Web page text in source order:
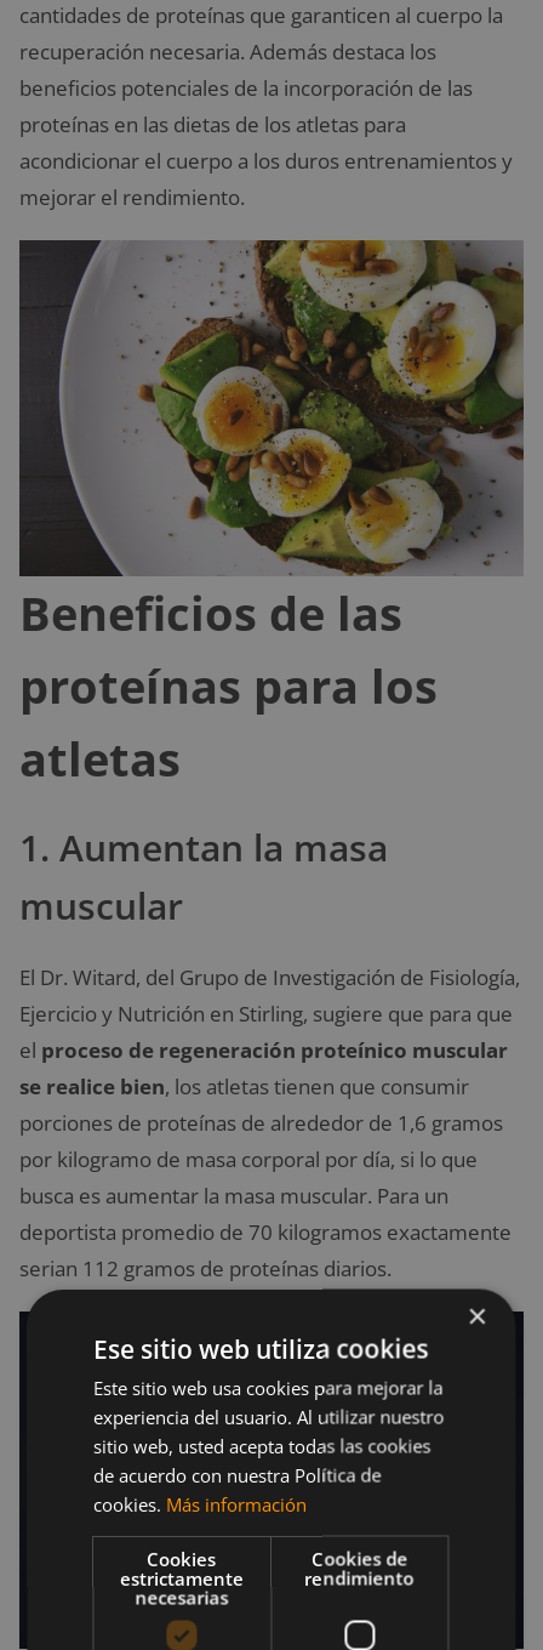
cantidades de proteínas que garanticen al cuerpo la
recuperación necesaria. Además destaca los
beneficios potenciales de la incorporación de las
proteínas en las dietas de los atletas para
acondicionar el cuerpo a los duros entrenamientos y
mejorar el rendimiento.
Beneficios de las
proteínas para los
atletas
1. Aumentan la masa
muscular
El Dr. Witard, del Grupo de Investigación de Fisiología,
Ejercicio y Nutrición en Stirling, sugiere que para que
el proceso de regeneración proteínico muscular
se realice bien, los atletas tienen que consumir
porciones de proteínas de alrededor de 1,6 gramos
por kilogramo de masa corporal por día, si lo que
busca es aumentar la masa muscular. Para un
deportista promedio de 70 kilogramos exactamente
serian 112 gramos de proteínas diarios.
×
Ese sitio web utiliza cookies
Este sitio web usa cookies para mejorar la
experiencia del usuario. Al utilizar nuestro
sitio web, usted acepta todas las cookies
de acuerdo con nuestra Política de
cookies. Más información
Cookies
estrictamente
necesarias
Cookies de
rendimiento